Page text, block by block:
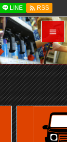


メニュ

前へ

次へ

検索
LINE  RSS